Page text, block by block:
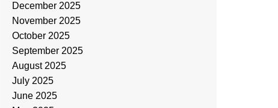
December 2025
November 2025
October 2025
September 2025
August 2025
July 2025
June 2025